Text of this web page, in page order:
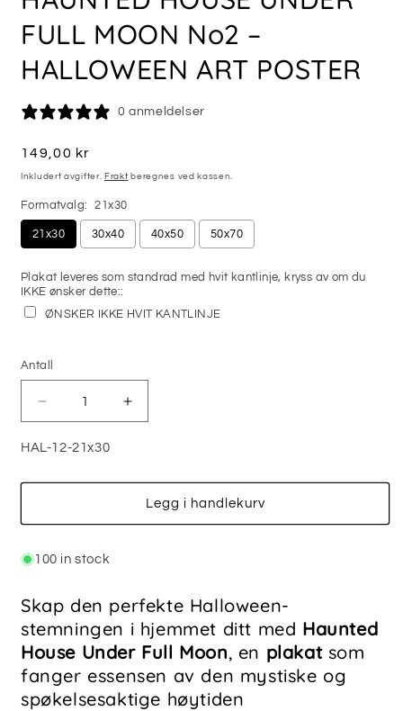
FULL MOON No2 –
HALLOWEEN ART POSTER
0 anmeldelser
Vanlig
pris
149,00 kr
Inkludert avgifter. Frakt beregnes ved kassen.
Formatvalg: 21x30
21x30 30x40 40x50 50x70
Plakat leveres som standrad med hvit kantlinje, kryss av om du
IKKE ønsker dette::
ØNSKER IKKE HVIT KANTLINJE
Selection will add
Antall
Antall
antallet
for
HOUSE
FULL
No2
HALLOWEEN
ART
POSTER
Øk
antallet
HOUSE
UNDER
FULL
HALLOWEEN
ART
POSTER
HAL-12-21x30
Legg i handlekurv
100 in stock
Skap den perfekte Halloween-
stemningen i hjemmet ditt med Haunted
House Under Full Moon, en plakatsom
fanger essensen av den mystiske og
spøkelsesaktige høytiden